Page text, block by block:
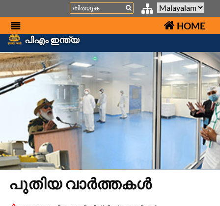
Search
HOME
പിഎം ഇന്ത്യ
പുതിയ വാർത്തകൾ